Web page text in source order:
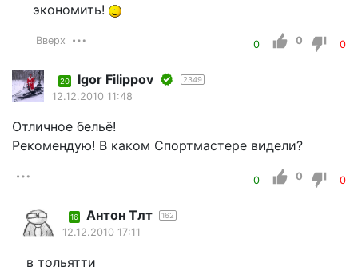
экономить!
Вверх 0 0 0
20 Igor Filippov 2349
12.12.2010 11:48
Отличное бельё!
Рекомендую! В каком Спортмастере видели?
0 0 0
16 Антон Тлт 162
12.12.2010 17:11
в тольятти